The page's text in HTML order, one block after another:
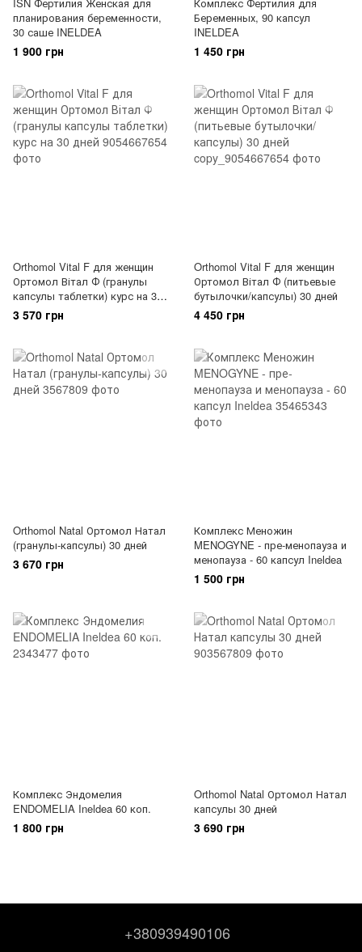
планирования беременности,
30 саше INELDEA
1 900 грн
Беременных, 90 капсул
INELDEA
1 450 грн
Orthomol Vital F для женщин
Ортомол Вітал Ф (гранулы
капсулы таблетки) курс на 30
дней
3 570 грн
Orthomol Vital F для женщин
Ортомол Вітал Ф (питьевые
бутылочки/капсулы) 30 дней
4 450 грн
Orthomol Natal Ортомол Натал
(гранулы-капсулы) 30 дней
3 670 грн
Комплекс Меножин
MENOGYNE - пре-менопауза и
менопауза - 60 капсул Ineldea
1 500 грн
Комплекс Эндомелия
ENDOMELIA Ineldea 60 коп.
1 800 грн
Orthomol Natal Ортомол Натал
капсулы 30 дней
3 690 грн
+380939490106